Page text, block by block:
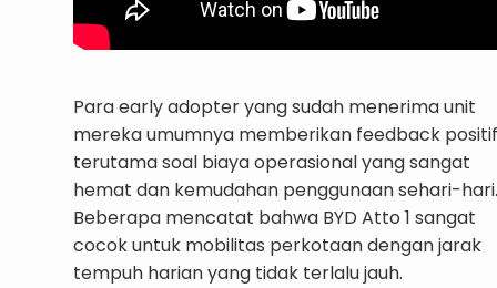
Para early adopter yang sudah menerima unit
mereka umumnya memberikan feedback positif
terutama soal biaya operasional yang sangat
hemat dan kemudahan penggunaan sehari-hari.
Beberapa mencatat bahwa BYD Atto 1 sangat
cocok untuk mobilitas perkotaan dengan jarak
tempuh harian yang tidak terlalu jauh.